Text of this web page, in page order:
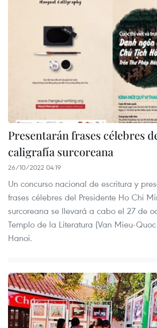
Presentarán frases célebres
caligrafía surcoreana
26/10/2022 04:19
Un concurso nacional de escritura y
frases célebres del Presidente Ho Chi
surcoreana se llevará a cabo el 27 de
Templo de la Literatura (Van Mieu-
Hanoi.